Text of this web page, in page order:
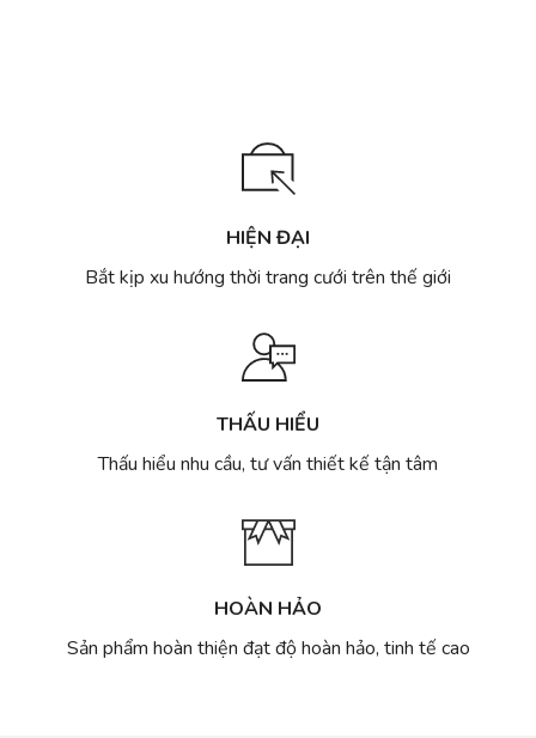
đẹp
may
váy
mẫu
đẹp
Hà
HIỆN ĐẠI
Bắt kịp xu hướng thời trang cưới trên thế giới
THẤU HIỂU
Thấu hiểu nhu cầu, tư vấn thiết kế tận tâm
HOÀN HẢO
Sản phẩm hoàn thiện đạt độ hoàn hảo, tinh tế cao